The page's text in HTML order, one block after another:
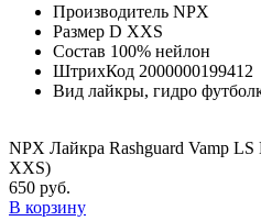
Производитель NPX
Размер D XXS
Состав 100% нейлон
ШтрихКод 2000000199412
Вид лайкры, гидро
NPX Лайкра Rashguard Vamp
XXS)
650 руб.
В корзину